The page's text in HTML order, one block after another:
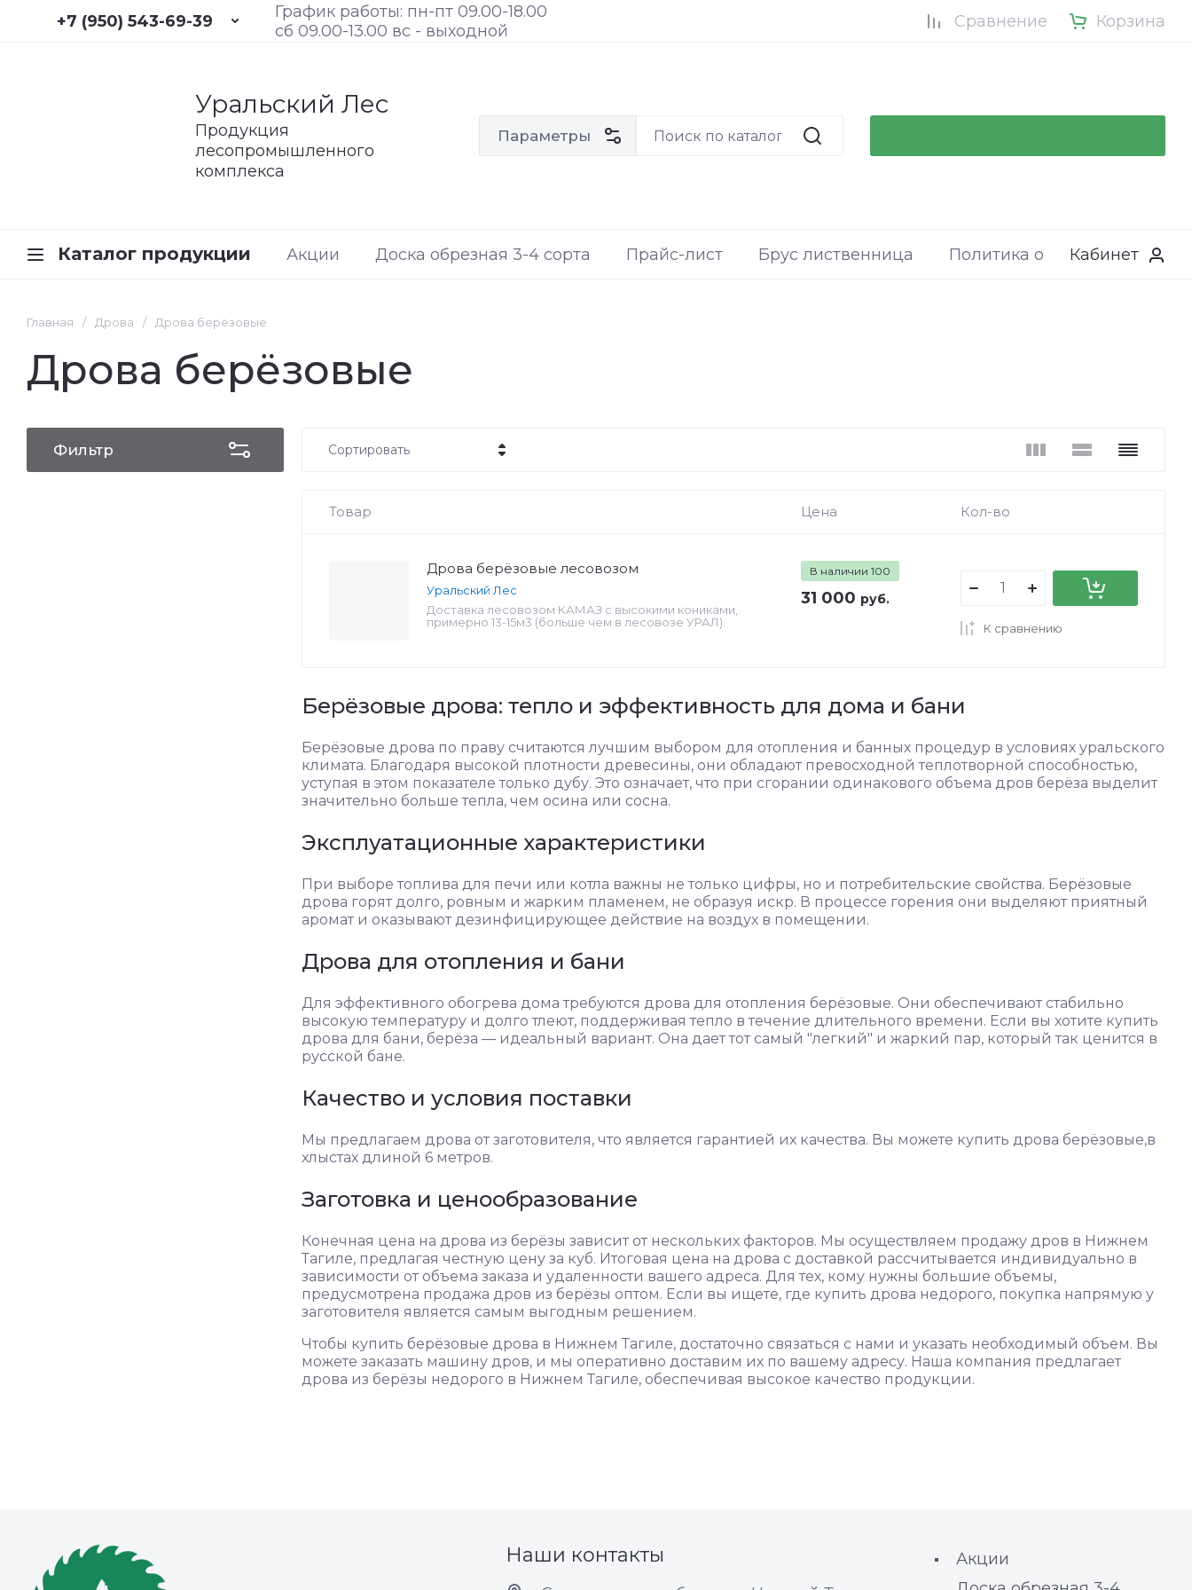
+7 (950) 543-69-39
График работы: пн-пт 09.00-18.00
сб 09.00-13.00 вс - выходной
Сравнение Корзина
Уральский Лес
Продукция
лесопромышленного
комплекса
Параметры
Каталог продукции Акции Доска обрезная 3-4 сорта Прайс-лист Брус лиственница Политика обработки
Кабинет
Главная / Дрова / Дрова берёзовые
Дрова берёзовые
Фильтр Сортировать
Цена - возрастание
Название - А-Я
Товар Цена Кол-во
Дрова берёзовые лесовозом
Уральский Лес
Доставка лесовозом КАМАЗ с высокими кониками,
примерно 13-15м3 (больше чем в лесовозе УРАЛ).
В наличии 100
31 000 руб.
К сравнению
Берёзовые дрова: тепло и эффективность для дома и бани
Берёзовые дрова по праву считаются лучшим выбором для отопления и банных процедур в условиях уральского
климата. Благодаря высокой плотности древесины, они обладают превосходной теплотворной способностью,
уступая в этом показателе только дубу. Это означает, что при сгорании одинакового объема дров берёза выделит
значительно больше тепла, чем осина или сосна.
Эксплуатационные характеристики
При выборе топлива для печи или котла важны не только цифры, но и потребительские свойства. Берёзовые
дрова горят долго, ровным и жарким пламенем, не образуя искр. В процессе горения они выделяют приятный
аромат и оказывают дезинфицирующее действие на воздух в помещении.
Дрова для отопления и бани
Для эффективного обогрева дома требуются дрова для отопления берёзовые. Они обеспечивают стабильно
высокую температуру и долго тлеют, поддерживая тепло в течение длительного времени. Если вы хотите купить
дрова для бани, берёза — идеальный вариант. Она дает тот самый "легкий" и жаркий пар, который так ценится в
русской бане.
Качество и условия поставки
Мы предлагаем дрова от заготовителя, что является гарантией их качества. Вы можете купить дрова берёзовые,в
хлыстах длиной 6 метров.
Заготовка и ценообразование
Конечная цена на дрова из берёзы зависит от нескольких факторов. Мы осуществляем продажу дров в Нижнем
Тагиле, предлагая честную цену за куб. Итоговая цена на дрова с доставкой рассчитывается индивидуально в
зависимости от объема заказа и удаленности вашего адреса. Для тех, кому нужны большие объемы,
предусмотрена продажа дров из берёзы оптом. Если вы ищете, где купить дрова недорого, покупка напрямую у
заготовителя является самым выгодным решением.
Чтобы купить берёзовые дрова в Нижнем Тагиле, достаточно связаться с нами и указать необходимый объем. Вы
можете заказать машину дров, и мы оперативно доставим их по вашему адресу. Наша компания предлагает
дрова из берёзы недорого в Нижнем Тагиле, обеспечивая высокое качество продукции.
Наши контакты
Акции